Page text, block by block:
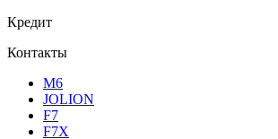
Кредит
Контакты
M6
JOLION
F7
F7X